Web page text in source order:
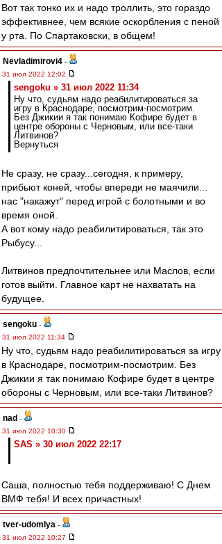
Вот так тонко их и надо троллить, это гораздо
эффективнее, чем всякие оскорбления с пеной
у рта. По Спартаковски, в общем!
Nevladimirovi4 -
31 июл 2022 12:02
sengoku » 31 июл 2022 11:34
Ну что, судьям надо реабилитироваться за
игру в Краснодаре, посмотрим-посмотрим.
Без Джикии я так понимаю Кофире будет в
центре обороны с Черновым, или все-таки
Литвинов?
Вернуться
Не сразу, не сразу...сегодня, к примеру,
прибьют коней, чтобы впереди не маячили...
нас "накажут" перед игрой с болотными и во
время оной.
А вот кому надо реабилитироваться, так это
Рыбусу...
Литвинов предпочтительнее или Маслов, если
готов выйти. Главное карт не нахватать на
будущее.
sengoku -
31 июл 2022 11:34
Ну что, судьям надо реабилитироваться за игру
в Краснодаре, посмотрим-посмотрим. Без
Джикии я так понимаю Кофире будет в центре
обороны с Черновым, или все-таки Литвинов?
nad -
31 июл 2022 10:30
SAS » 30 июл 2022 22:17
Саша, полностью тебя поддерживаю! С Днем
ВМФ тебя! И всех причастных!
tver-udomlya -
31 июл 2022 10:27